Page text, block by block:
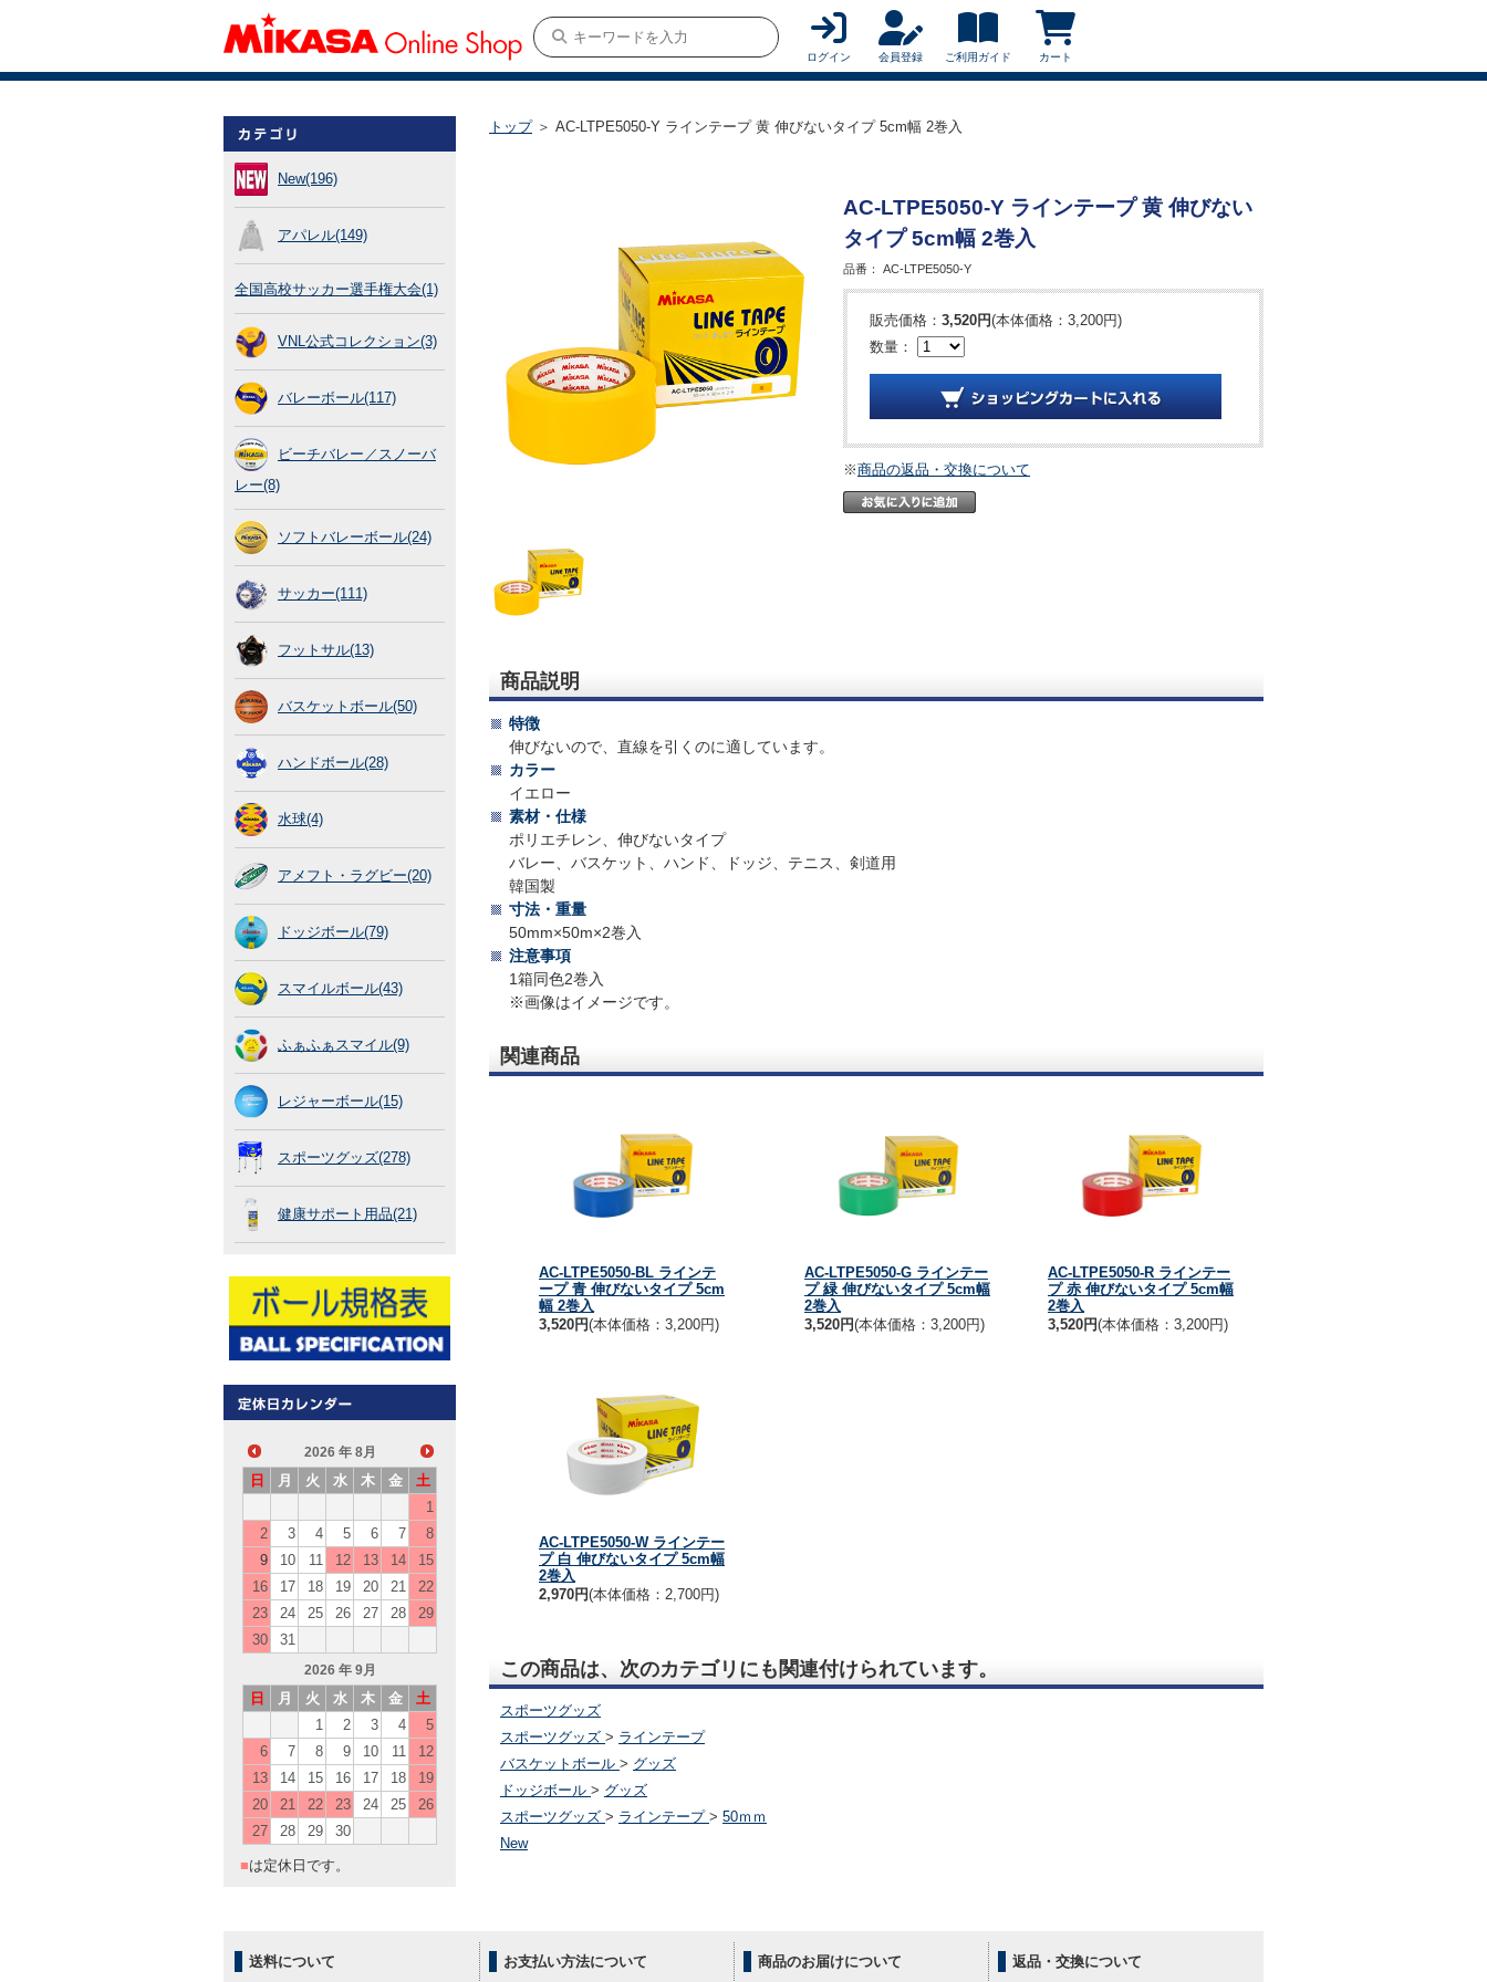
ログイン 会員登録 ご利用ガイド カート
New(196)
アパレル(149)
全国高校サッカー選手権大会(1)
VNL公式コレクション(3)
バレーボール(117)
ビーチバレー／スノーバ
レー(8)
ソフトバレーボール(24)
サッカー(111)
フットサル(13)
バスケットボール(50)
ハンドボール(28)
水球(4)
アメフト・ラグビー(20)
ドッジボール(79)
スマイルボール(43)
ふぁふぁスマイル(9)
レジャーボール(15)
スポーツグッズ(278)
健康サポート用品(21)
2026 年 8月
日 月 火 水 木 金
土
1
2
3 4 5 6 7
8
9
10 11 12 13 14
15
16
17 18 19 20 21
22
23
24 25 26 27 28
29
30
31
2026 年 9月
日 月 火 水 木 金
土
1
2 3 4
5
6
7 8 9 10 11
12
13
14 15 16 17 18
19
20
21 22 23 24 25
26
27
28 29 30
■は定休日です。
トップ＞ AC-LTPE5050-Y ラインテープ 黄 伸びないタイプ 5cm幅 2巻入
AC-LTPE5050-Y ラインテープ 黄 伸びない
タイプ 5cm幅 2巻入
品番： AC-LTPE5050-Y
販売価格： 3,520円(本体価格：3,200円)
数量：
※商品の返品・交換について
商品説明
特徴
伸びないので、直線を引くのに適しています。
カラー
イエロー
素材・仕様
ポリエチレン、伸びないタイプ
バレー、バスケット、ハンド、ドッジ、テニス、剣道用
韓国製
寸法・重量
50mm×50m×2巻入
注意事項
1箱同色2巻入
※画像はイメージです。
関連商品
AC-LTPE5050-BL ラインテ
ープ 青 伸びないタイプ 5cm
幅 2巻入
3,520円(本体価格：3,200円)
AC-LTPE5050-G ラインテー
プ 緑 伸びないタイプ 5cm幅
2巻入
3,520円(本体価格：3,200円)
AC-LTPE5050-R ラインテー
プ 赤 伸びないタイプ 5cm幅
2巻入
3,520円(本体価格：3,200円)
AC-LTPE5050-W ラインテー
プ 白 伸びないタイプ 5cm幅
2巻入
2,970円(本体価格：2,700円)
この商品は、次のカテゴリにも関連付けられています。
スポーツグッズ
スポーツグッズ > ラインテープ
バスケットボール > グッズ
ドッジボール > グッズ
スポーツグッズ > ラインテープ > 50ｍｍ
New
送料について お支払い方法について 商品のお届けについて 返品・交換について